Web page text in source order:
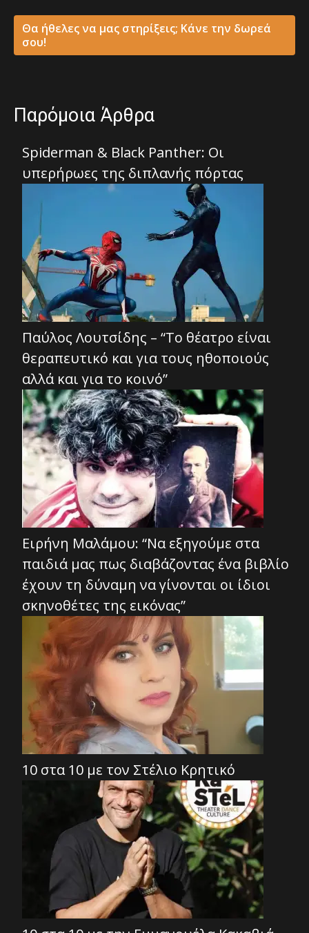
Θα ήθελες να μας στηρίξεις; Κάνε την δωρεά
σου!
Παρόμοια Άρθρα
Spiderman & Black Panther: Οι
υπερήρωες της διπλανής πόρτας
Παύλος Λουτσίδης – “Το θέατρο είναι
θεραπευτικό και για τους ηθοποιούς
αλλά και για το κοινό”
Ειρήνη Μαλάμου: “Να εξηγούμε στα
παιδιά μας πως διαβάζοντας ένα βιβλίο
έχουν τη δύναμη να γίνονται οι ίδιοι
σκηνοθέτες της εικόνας”
10 στα 10 με τον Στέλιο Κρητικό